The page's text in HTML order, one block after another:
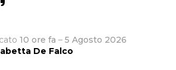
10 ore fa – 5 Agosto 2026
De Falco